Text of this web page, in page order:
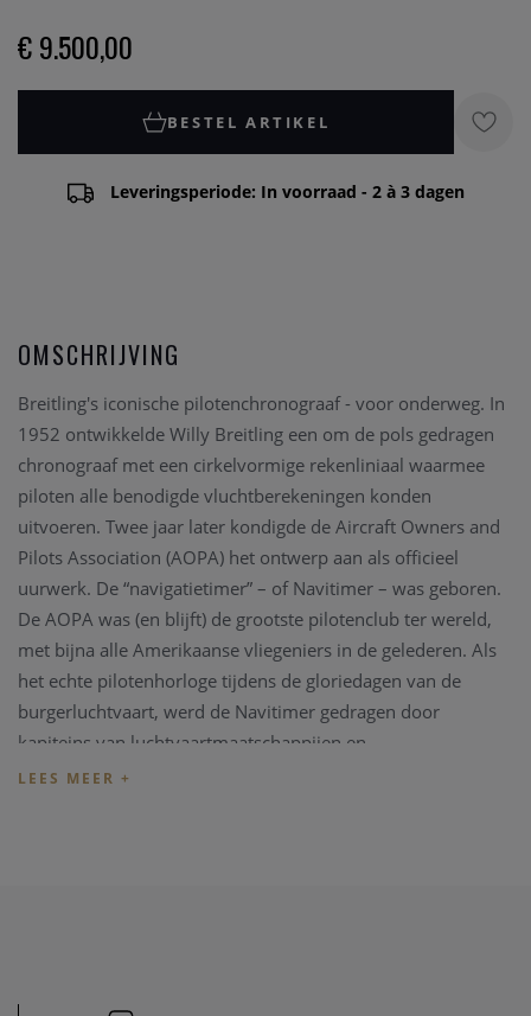
€ 9.500,00
BESTEL ARTIKEL
Leveringsperiode: In voorraad - 2 à 3 dagen
OMSCHRIJVING
Breitling's iconische pilotenchronograaf - voor onderweg. In
1952 ontwikkelde Willy Breitling een om de pols gedragen
chronograaf met een cirkelvormige rekenliniaal waarmee
piloten alle benodigde vluchtberekeningen konden
uitvoeren. Twee jaar later kondigde de Aircraft Owners and
Pilots Association (AOPA) het ontwerp aan als officieel
uurwerk. De “navigatietimer” – of Navitimer – was geboren.
De AOPA was (en blijft) de grootste pilotenclub ter wereld,
met bijna alle Amerikaanse vliegeniers in de gelederen. Als
het echte pilotenhorloge tijdens de gloriedagen van de
burgerluchtvaart, werd de Navitimer gedragen door
kapiteins van luchtvaartmaatschappijen en
vliegtuigenthousiastelingen. Het vond zelfs zijn weg naar de
Er zijn veel herhalingen van Breitling's icoon geweest sinds